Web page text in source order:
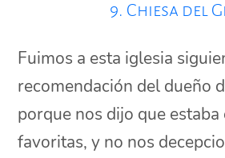
9. Chiesa del
Fuimos a esta iglesia
recomendación del dueño
porque nos dijo que estaba
favoritas, y no nos